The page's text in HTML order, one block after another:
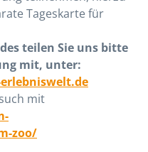
Tageskarte für
teilen Sie uns bitte
mit, unter:
mit
zoo/